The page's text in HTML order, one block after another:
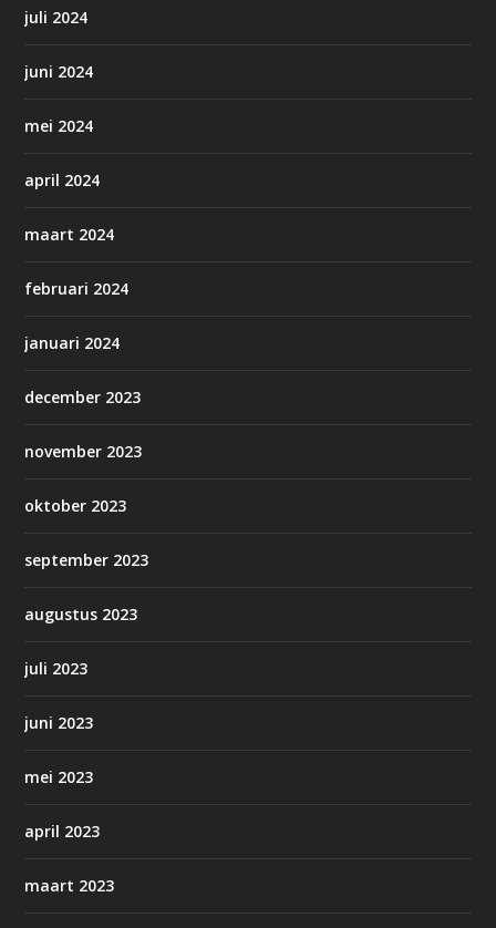
juli 2024
juni 2024
mei 2024
april 2024
maart 2024
februari 2024
januari 2024
december 2023
november 2023
oktober 2023
september 2023
augustus 2023
juli 2023
juni 2023
mei 2023
april 2023
maart 2023